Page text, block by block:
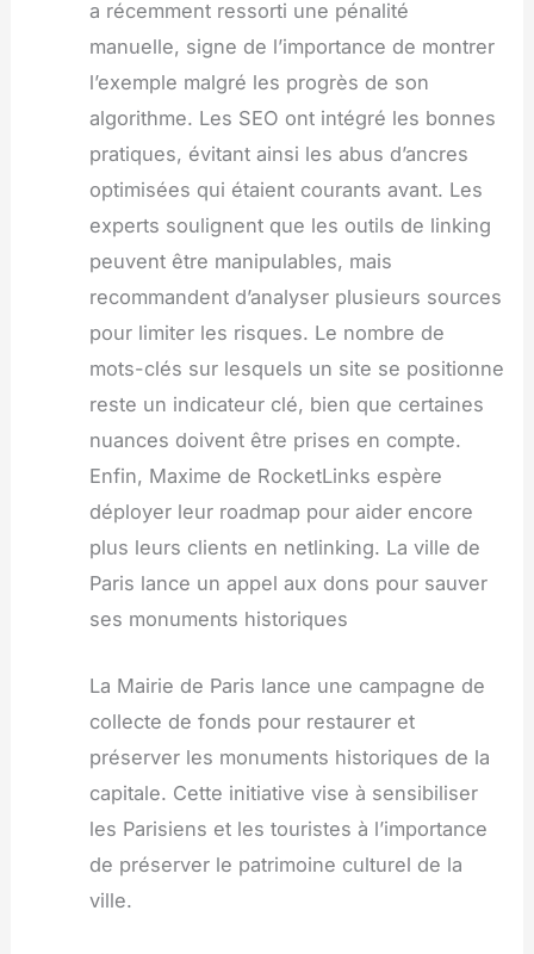
a récemment ressorti une pénalité
manuelle, signe de l’importance de montrer
l’exemple malgré les progrès de son
algorithme. Les SEO ont intégré les bonnes
pratiques, évitant ainsi les abus d’ancres
optimisées qui étaient courants avant. Les
experts soulignent que les outils de linking
peuvent être manipulables, mais
recommandent d’analyser plusieurs sources
pour limiter les risques. Le nombre de
mots-clés sur lesquels un site se positionne
reste un indicateur clé, bien que certaines
nuances doivent être prises en compte.
Enfin, Maxime de RocketLinks espère
déployer leur roadmap pour aider encore
plus leurs clients en netlinking. La ville de
Paris lance un appel aux dons pour sauver
ses monuments historiques
La Mairie de Paris lance une campagne de
collecte de fonds pour restaurer et
préserver les monuments historiques de la
capitale. Cette initiative vise à sensibiliser
les Parisiens et les touristes à l’importance
de préserver le patrimoine culturel de la
ville.